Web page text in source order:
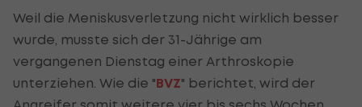
Weil die Meniskusverletzung nicht wirklich besser
wurde, musste sich der 31-Jährige am
vergangenen Dienstag einer Arthroskopie
unterziehen. Wie die "BVZ" berichtet, wird der